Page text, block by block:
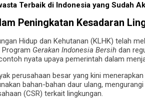
Terbaik di Indonesia yang Sudah
Peningkatan Kesadaran
Hidup dan Kehutanan (KLHK) telah
Gerakan Indonesia Bersih dan
nyata upaya pemerintah dalam
perusahaan besar yang kini
bahan-bahan daur ulang,
(CSR) terkait lingkungan.